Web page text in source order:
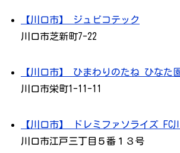
【川口市】 ジュビコテック
川口市芝新町7-22
【川口市】 ひまわりのたね ひなた
川口市栄町1-11-11
【川口市】 ドレミファソライズ FC
川口市江戸三丁目５番１３号